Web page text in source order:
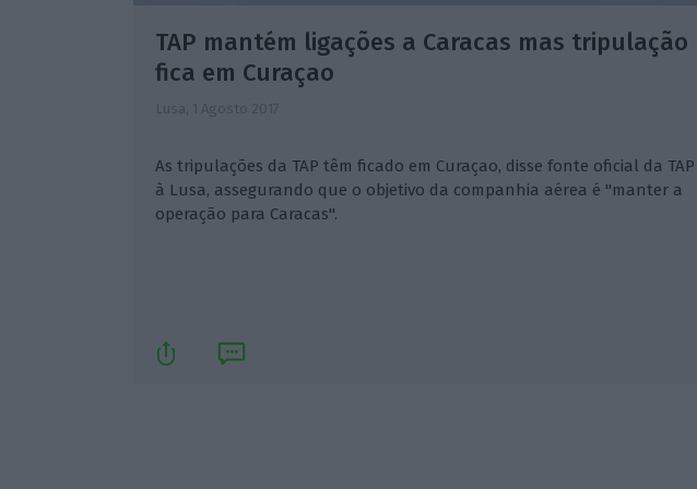
TAP mantém ligações a Caracas mas tripulação
fica em Curaçao
Lusa, 1 Agosto 2017
As tripulações da TAP têm ficado em Curaçao, disse fonte oficial da TAP
à Lusa, assegurando que o objetivo da companhia aérea é "manter a
operação para Caracas".